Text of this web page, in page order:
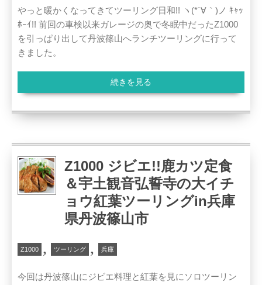
やっと暖かくなってきてツーリング日和!! ヽ(*´∀｀)ノ ｷｬｯ
ﾎｰｲ!! 前回の車検以来ガレージの奥で冬眠中だったZ1000
を引っぱり出して丹波篠山へランチツーリングに行って
きました。
続きを見る
Z1000 ジビエ!!鹿カツ定食
＆宇土観音弘誓寺の大イチ
ョウ紅葉ツーリングin兵庫
県丹波篠山市
Z1000 , ツーリング , 兵庫
今回は丹波篠山にジビエ料理と紅葉を見にソロツーリン